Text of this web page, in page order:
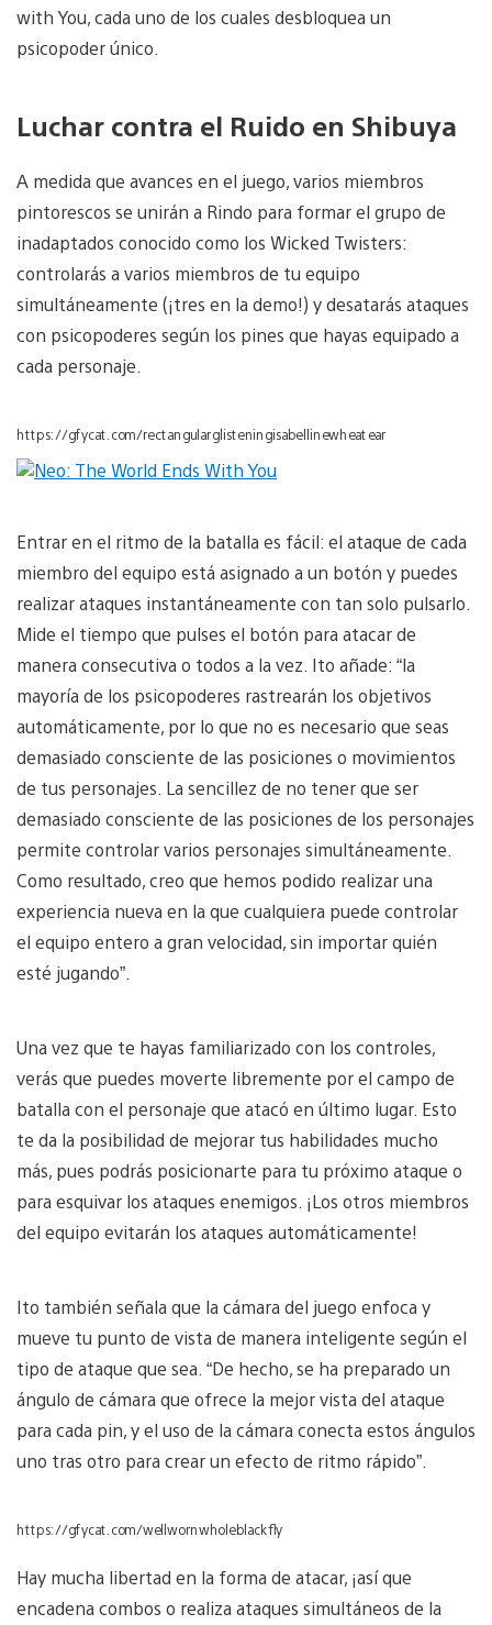
with You, cada uno de los cuales desbloquea un
psicopoder único.
Luchar contra el Ruido en Shibuya
A medida que avances en el juego, varios miembros
pintorescos se unirán a Rindo para formar el grupo de
inadaptados conocido como los Wicked Twisters:
controlarás a varios miembros de tu equipo
simultáneamente (¡tres en la demo!) y desatarás ataques
con psicopoderes según los pines que hayas equipado a
cada personaje.
https://gfycat.com/rectangularglisteningisabellinewheatear
Entrar en el ritmo de la batalla es fácil: el ataque de cada
miembro del equipo está asignado a un botón y puedes
realizar ataques instantáneamente con tan solo pulsarlo.
Mide el tiempo que pulses el botón para atacar de
manera consecutiva o todos a la vez. Ito añade: “la
mayoría de los psicopoderes rastrearán los objetivos
automáticamente, por lo que no es necesario que seas
demasiado consciente de las posiciones o movimientos
de tus personajes. La sencillez de no tener que ser
demasiado consciente de las posiciones de los personajes
permite controlar varios personajes simultáneamente.
Como resultado, creo que hemos podido realizar una
experiencia nueva en la que cualquiera puede controlar
el equipo entero a gran velocidad, sin importar quién
esté jugando”.
Una vez que te hayas familiarizado con los controles,
verás que puedes moverte libremente por el campo de
batalla con el personaje que atacó en último lugar. Esto
te da la posibilidad de mejorar tus habilidades mucho
más, pues podrás posicionarte para tu próximo ataque o
para esquivar los ataques enemigos. ¡Los otros miembros
del equipo evitarán los ataques automáticamente!
Ito también señala que la cámara del juego enfoca y
mueve tu punto de vista de manera inteligente según el
tipo de ataque que sea. “De hecho, se ha preparado un
ángulo de cámara que ofrece la mejor vista del ataque
para cada pin, y el uso de la cámara conecta estos ángulos
uno tras otro para crear un efecto de ritmo rápido”.
https://gfycat.com/wellwornwholeblackfly
Hay mucha libertad en la forma de atacar, ¡así que
encadena combos o realiza ataques simultáneos de la